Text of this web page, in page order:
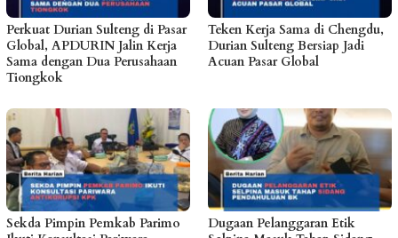
Perkuat Durian Sulteng di Pasar
Global, APDURIN Jalin Kerja
Sama dengan Dua Perusahaan
Tiongkok
Teken Kerja Sama di Chengdu,
Durian Sulteng Bersiap Jadi
Acuan Pasar Global
Sekda Pimpin Pemkab Parimo
Dugaan Pelanggaran Etik